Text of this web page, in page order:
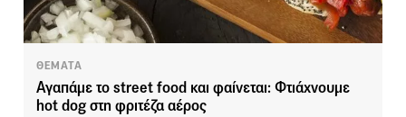
ΘΕΜΑΤΑ
Αγαπάμε το street food και φαίνεται: Φτιάχνουμε
hot dog στη φριτέζα αέρος